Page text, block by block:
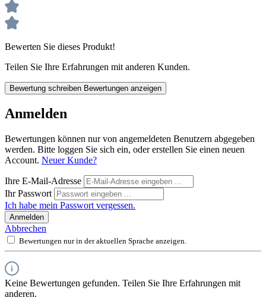
Bewerten Sie dieses Produkt!
Teilen Sie Ihre Erfahrungen mit anderen Kunden.
Bewertung schreiben Bewertungen anzeigen
Anmelden
Bewertungen können nur von angemeldeten Benutzern abgegeben
werden. Bitte loggen Sie sich ein, oder erstellen Sie einen neuen
Account. Neuer Kunde?
Ihre E-Mail-Adresse
Ihr Passwort
Ich habe mein Passwort vergessen.
Anmelden
Abbrechen
Bewertungen nur in der aktuellen Sprache anzeigen.
Keine Bewertungen gefunden. Teilen Sie Ihre Erfahrungen mit
anderen.